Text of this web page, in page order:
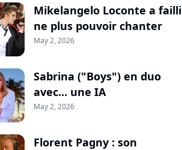
Mikelangelo Loconte a failli
ne plus pouvoir chanter
May 2, 2026
Sabrina ("Boys") en duo
avec... une IA
May 2, 2026
Florent Pagny : son